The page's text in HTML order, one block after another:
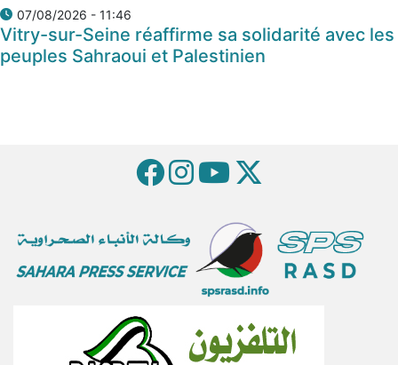
07/08/2026 - 11:46
Vitry-sur-Seine réaffirme sa solidarité avec les
peuples Sahraoui et Palestinien